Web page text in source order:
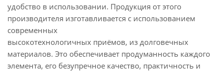
удобство в использовании. Продукция от этого
производителя изготавливается с использованием
современных
высокотехнологичных приёмов, из долговечных
материалов. Это обеспечивает продуманность каждого
элемента, его безупречное качество, практичность и